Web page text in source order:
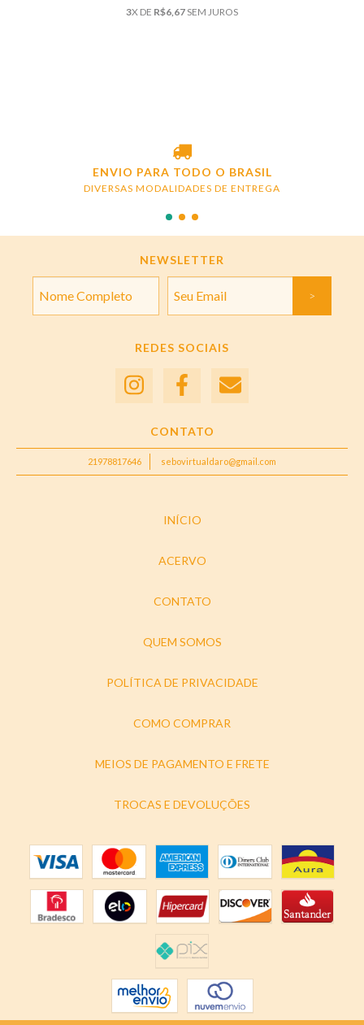
3X DE R$6,67 SEM JUROS
ENVIO PARA TODO O BRASIL
DIVERSAS MODALIDADES DE ENTREGA
NEWSLETTER
REDES SOCIAIS
CONTATO
21978817646 sebovirtualdaro@gmail.com
INÍCIO
ACERVO
CONTATO
QUEM SOMOS
POLÍTICA DE PRIVACIDADE
COMO COMPRAR
MEIOS DE PAGAMENTO E FRETE
TROCAS E DEVOLUÇÕES